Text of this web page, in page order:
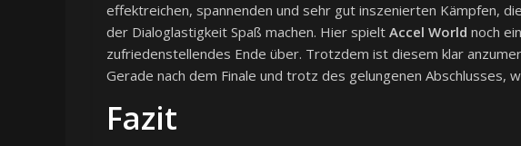
effektreichen, spannenden und sehr gut inszenierten Kämpfen,
der Dialoglastigkeit Spaß machen. Hier spielt Accel World noch
zufriedenstellendes Ende über. Trotzdem ist diesem klar
Gerade nach dem Finale und trotz des gelungenen Abschlusses,
Fazit